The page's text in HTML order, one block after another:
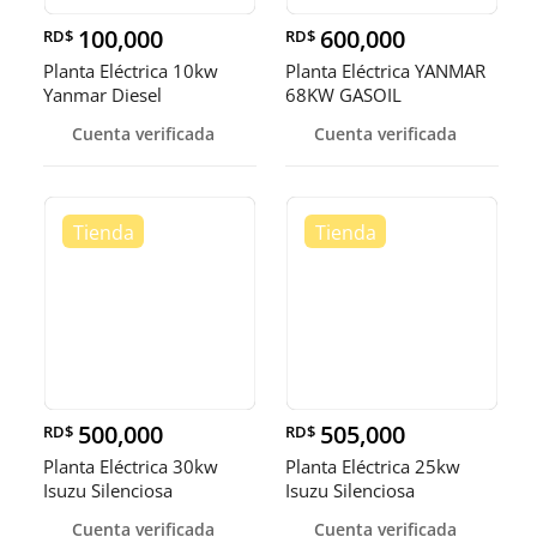
RD$ 100,000
Planta Eléctrica 10kw
Yanmar Diesel
Cuenta verificada
RD$ 600,000
Planta Eléctrica YANMAR
68KW GASOIL
Cuenta verificada
RD$ 500,000
Planta Eléctrica 30kw
Isuzu Silenciosa
Cuenta verificada
RD$ 505,000
Planta Eléctrica 25kw
Isuzu Silenciosa
Cuenta verificada